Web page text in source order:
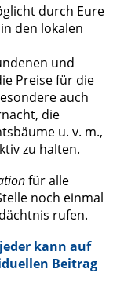
durch Eure
den lokalen
und
Preise für die
auch
die
u. v. m.,
zu halten.
für alle
noch einmal
rufen.
kann auf
Beitrag